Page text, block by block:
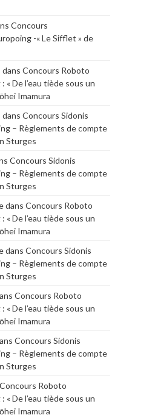
Concours
-« Le Sifflet » de
dans Concours Roboto
« De l’eau tiède sous un
Imamura
dans Concours Sidonis
– Règlements de compte
Sturges
Concours Sidonis
– Règlements de compte
Sturges
dans Concours Roboto
« De l’eau tiède sous un
Imamura
dans Concours Sidonis
– Règlements de compte
Sturges
Concours Roboto
« De l’eau tiède sous un
Imamura
Concours Sidonis
– Règlements de compte
Sturges
Concours Roboto
« De l’eau tiède sous un
Imamura